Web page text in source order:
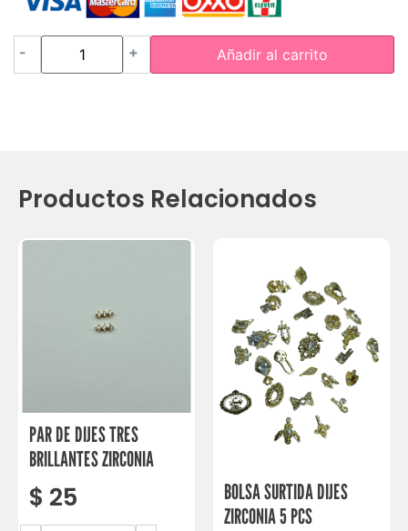
- + Añadir al carrito
Productos Relacionados
PAR DE DIJES TRES
BRILLANTES ZIRCONIA
$ 25
BOLSA SURTIDA DIJES
ZIRCONIA 5 PCS